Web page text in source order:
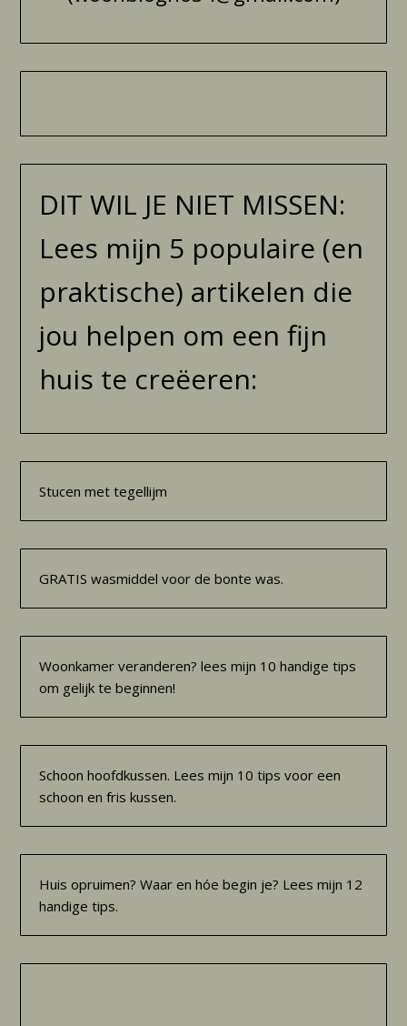
DIT WIL JE NIET MISSEN:
Lees mijn 5 populaire (en
praktische) artikelen die
jou helpen om een fijn
huis te creëeren:
Stucen met tegellijm
GRATIS wasmiddel voor de bonte was.
Woonkamer veranderen? lees mijn 10 handige tips
om gelijk te beginnen!
Schoon hoofdkussen. Lees mijn 10 tips voor een
schoon en fris kussen.
Huis opruimen? Waar en hóe begin je? Lees mijn 12
handige tips.